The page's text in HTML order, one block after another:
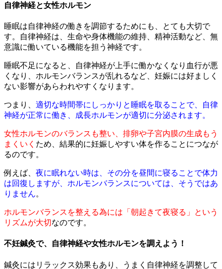
自律神経と女性ホルモン
睡眠は自律神経の働きを調節するためにも、とても大切で
す。
自律神経は、 生命や身体機能の維持、精神活動など、無
意識に働いている機能を担う神経です。
睡眠不足になると、自律神経が上手に働かなくなり血行が悪
くなり、ホルモンバランスが乱れるなど、妊娠には好ましく
ない影響があらわれやすくなります。
つまり、 適切な時間帯にしっかりと睡眠を取ることで、自律
神経が正常に働き、成長ホルモンが適切に分泌されます。
女性ホルモンのバランスも整い、排卵や子宮内膜の生成もう
まくいく ため、結果的に妊娠しやすい体を作ることにつなが
るのです。
例えば、 夜に眠れない時は、その分を昼間に寝ることで体力
は回復しますが、ホルモンバランスについては、そうではあ
りません。
ホルモンバランスを整える為には「朝起きて夜寝る」という
リズムが大切なのです。
不妊鍼灸で、自律神経や女性ホルモンを調えよう！
鍼灸にはリラックス効果もあり、うまく自律神経を調整して